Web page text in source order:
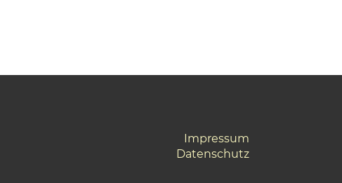
Impressum
Datenschutz